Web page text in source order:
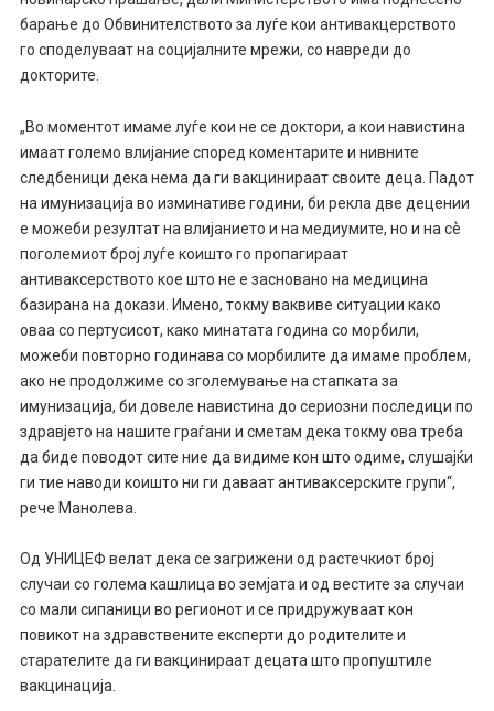
барање до Обвинителството за луѓе кои антивакцерството
го споделуваат на социјалните мрежи, со навреди до
докторите.
„Во моментот имаме луѓе кои не се доктори, а кои навистина
имаат големо влијание според коментарите и нивните
следбеници дека нема да ги вакцинираат своите деца. Падот
на имунизација во изминативе години, би рекла две децении
е можеби резултат на влијанието и на медиумите, но и на сѐ
поголемиот број луѓе коишто го пропагираат
антиваксерството кое што не е засновано на медицина
базирана на докази. Имено, токму ваквиве ситуации како
оваа со пертусисот, како минатата година со морбили,
можеби повторно годинава со морбилите да имаме проблем,
ако не продолжиме со зголемување на стапката за
имунизација, би довеле навистина до сериозни последици по
здравјето на нашите граѓани и сметам дека токму ова треба
да биде поводот сите ние да видиме кон што одиме, слушајќи
ги тие наводи коишто ни ги даваат антиваксерските групи“,
рече Манолева.
Од УНИЦЕФ велат дека се загрижени од растечкиот број
случаи со голема кашлица во земјата и од вестите за случаи
со мали сипаници во регионот и се придружуваат кон
повикот на здравствените експерти до родителите и
старателите да ги вакцинираат децата што пропуштиле
вакцинација.